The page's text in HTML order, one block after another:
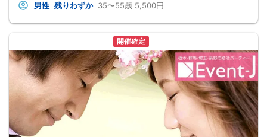
男性 残りわずか 35〜55歳 5,500円
開催確定